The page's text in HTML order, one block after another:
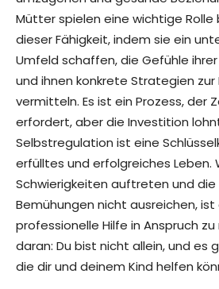
Mütter spielen eine wichtige Rolle
dieser Fähigkeit, indem sie ein
Umfeld schaffen, die Gefühle
und ihnen konkrete Strategien
vermitteln. Es ist ein Prozess, der
erfordert, aber die Investition
Selbstregulation ist eine
erfülltes und erfolgreiches Leben.
Schwierigkeiten auftreten und
Bemühungen nicht ausreichen, ist
professionelle Hilfe in Anspruch zu
daran: Du bist nicht allein, und es
die dir und deinem Kind helfen